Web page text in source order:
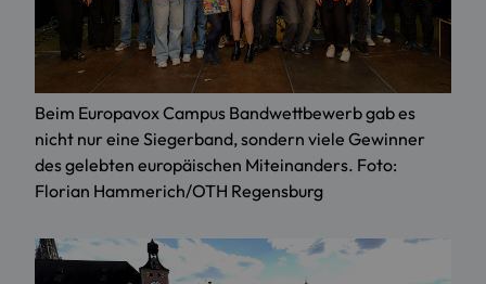
Beim Europavox Campus Bandwettbewerb gab es
nicht nur eine Siegerband, sondern viele Gewinner
des gelebten europäischen Miteinanders. Foto:
Florian Hammerich/OTH Regensburg